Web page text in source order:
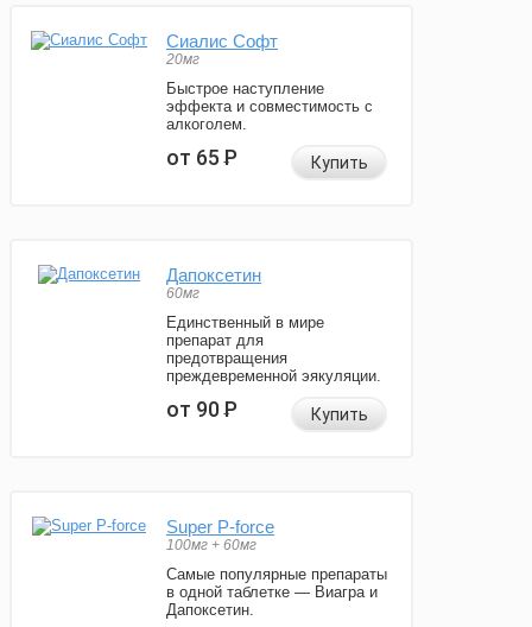
Сиалис Софт
20мг
Быстрое наступление
эффекта и совместимость с
алкоголем.
от 65Р Купить
Дапоксетин
60мг
Единственный в мире
препарат для
предотвращения
преждевременной эякуляции.
от 90Р Купить
Super P-force
100мг + 60мг
Самые популярные препараты
в одной таблетке — Виагра и
Дапоксетин.